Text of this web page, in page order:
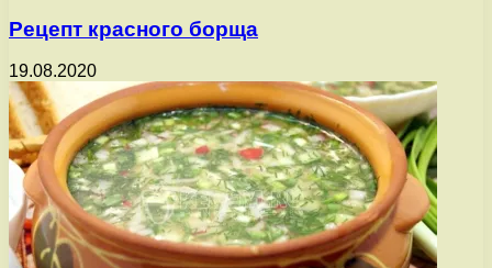
Рецепт красного борща
19.08.2020